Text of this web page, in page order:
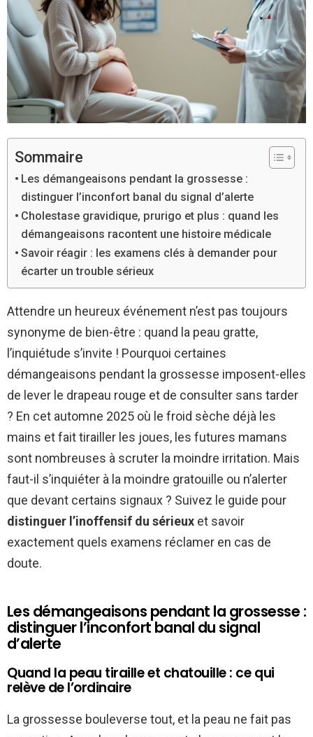
Sommaire
Les démangeaisons pendant la grossesse :
distinguer l’inconfort banal du signal d’alerte
Cholestase gravidique, prurigo et plus : quand les
démangeaisons racontent une histoire médicale
Savoir réagir : les examens clés à demander pour
écarter un trouble sérieux
Attendre un heureux événement n’est pas toujours
synonyme de bien-être : quand la peau gratte,
l’inquiétude s’invite ! Pourquoi certaines
démangeaisons pendant la grossesse imposent-elles
de lever le drapeau rouge et de consulter sans tarder
? En cet automne 2025 où le froid sèche déjà les
mains et fait tirailler les joues, les futures mamans
sont nombreuses à scruter la moindre irritation. Mais
faut-il s’inquiéter à la moindre gratouille ou n’alerter
que devant certains signaux ? Suivez le guide pour
distinguer l’inoffensif du sérieux et savoir
exactement quels examens réclamer en cas de
doute.
Les démangeaisons pendant la grossesse :
distinguer l’inconfort banal du signal
d’alerte
Quand la peau tiraille et chatouille : ce qui
relève de l’ordinaire
La grossesse bouleverse tout, et la peau ne fait pas